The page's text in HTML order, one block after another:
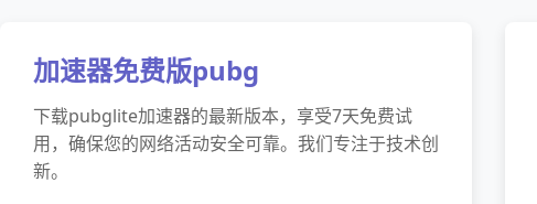
加速器免费版pubg
下载pubglite加速器的最新版本，享受7天免费试
用，确保您的网络活动安全可靠。我们专注于技术创
新。